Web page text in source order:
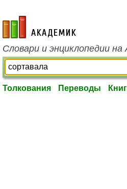
academic.ru
Словари и энциклопедии на
Толкования Переводы